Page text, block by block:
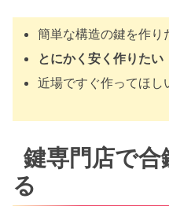
簡単な構造の鍵を作り
とにかく安く作りたい
近場ですぐ作ってほし
鍵専門店で
る